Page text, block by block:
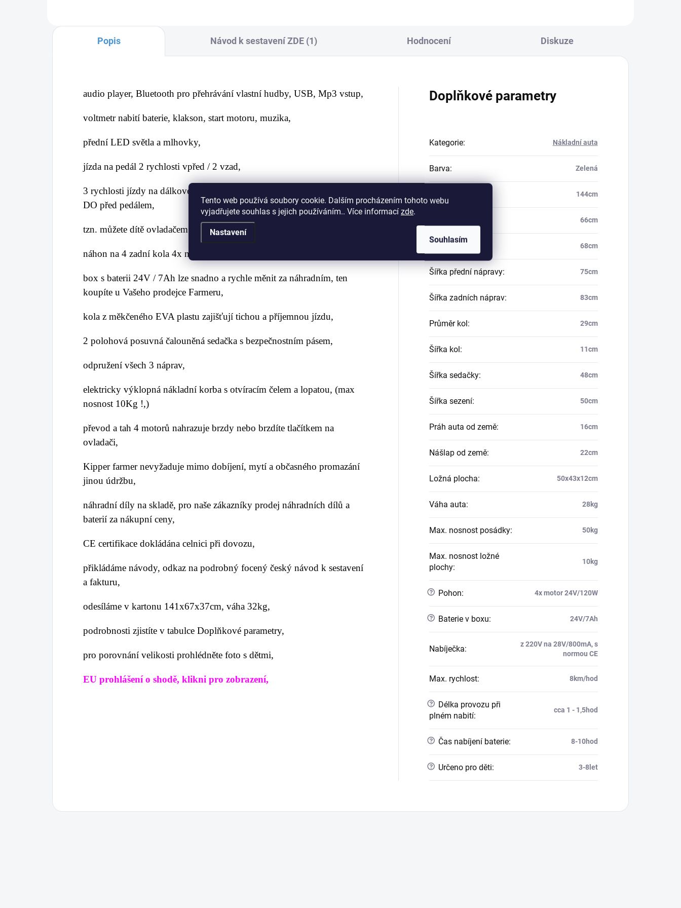
Tento web používá soubory cookie. Dalším procházením tohoto webu
vyjadřujete souhlas s jejich používáním.. Více informací zde.
Nastavení
Souhlasím
Popis Návod k sestavení ZDE (1) Hodnocení Diskuze
audio player, Bluetooth pro přehrávání vlastní hudby, USB, Mp3 vstup,
voltmetr nabití baterie, klakson, start motoru, muzika,
přední LED světla a mlhovky,
jízda na pedál 2 rychlosti vpřed / 2 vzad,
3 rychlosti jízdy na dálkové ovládání + zatáčení,
DO před pedálem,
tzn. můžete dítě ovladačem zastavit,
náhon na 4 zadní kola 4x motory 24V / 120W,
box s baterii 24V / 7Ah lze snadno a rychle měnit za náhradním, ten
koupíte u Vašeho prodejce Farmeru,
kola z měkčeného EVA plastu zajišťují tichou a příjemnou jízdu,
2 polohová posuvná čalouněná sedačka s bezpečnostním pásem,
odpružení všech 3 náprav,
elektricky výklopná nákladní korba s otvíracím čelem a lopatou, (max
nosnost 10Kg !,)
převod a tah 4 motorů nahrazuje brzdy nebo brzdíte tlačítkem na
ovladači,
Kipper farmer nevyžaduje mimo dobíjení, mytí a občasného promazání
jinou údržbu,
náhradní díly na skladě, pro naše zákazníky prodej náhradních dílů a
baterií za nákupní ceny,
CE certifikace dokládána celnici při dovozu,
přikládáme návody, odkaz na podrobný focený český návod k sestavení
a fakturu,
odesíláme v kartonu 141x67x37cm, váha 32kg,
podrobnosti zjistíte v tabulce Doplňkové parametry,
pro porovnání velikosti prohlédněte foto s dětmi,
EU prohlášení o shodě, klikni pro zobrazení,
Doplňkové parametry
Kategorie: Nákladní auta
Barva: Zelená
144cm
66cm
Šířka farmeru 68cm
Šířka přední nápravy: 75cm
Šířka zadních náprav: 83cm
Průměr kol: 29cm
Šířka kol: 11cm
Šířka sedačky: 48cm
Šířka sezení: 50cm
Práh auta od země: 16cm
Nášlap od země: 22cm
Ložná plocha: 50x43x12cm
Váha auta: 28kg
Max. nosnost posádky: 50kg
Max. nosnost ložné
plochy:
10kg
? Pohon: 4x motor 24V/120W
? Baterie v boxu: 24V/7Ah
Nabíječka:
z 220V na 28V/800mA, s
normou CE
Max. rychlost: 8km/hod
? Délka provozu při
plném nabití:
cca 1 - 1,5hod
? Čas nabíjení baterie: 8-10hod
? Určeno pro děti: 3-8let